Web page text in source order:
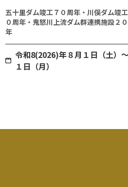
五十里ダム竣工７０周年・川俣ダム竣
０周年・鬼怒川上流ダム群連携施設２
年
令和8(2026)年８月１日（土）
１日（月）